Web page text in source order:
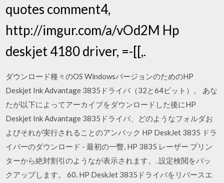
quotes comment4,
http://imgur.com/a/vOd2M Hp
deskjet 4180 driver, =-[[,.
ダウンロード種々のOS WindowsバージョンのためのHP
Deskjet Ink Advantage 3835ドライバ（32と64ビット）。 あな
たが以下によってアーカイブをダウンロードした後にHP
Deskjet Ink Advantage 3835ドライバ、どのようなフォルダお
よびそれが実行されることのアンパック HP DeskJet 3835 ドラ
イバーのダウンロード - 最初の一瞥, HP 3835 レーザー プリン
ターから絶対割引のようなが表示されます。. 設定検閲をバッ
クアップします。 60. HP DeskJet 3835ドライバをリバースエ